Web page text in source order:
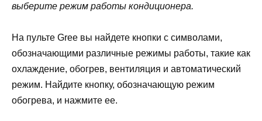
выберите режим работы кондиционера.
На пульте Gree вы найдете кнопки с символами,
обозначающими различные режимы работы, такие как
охлаждение, обогрев, вентиляция и автоматический
режим. Найдите кнопку, обозначающую режим
обогрева, и нажмите ее.